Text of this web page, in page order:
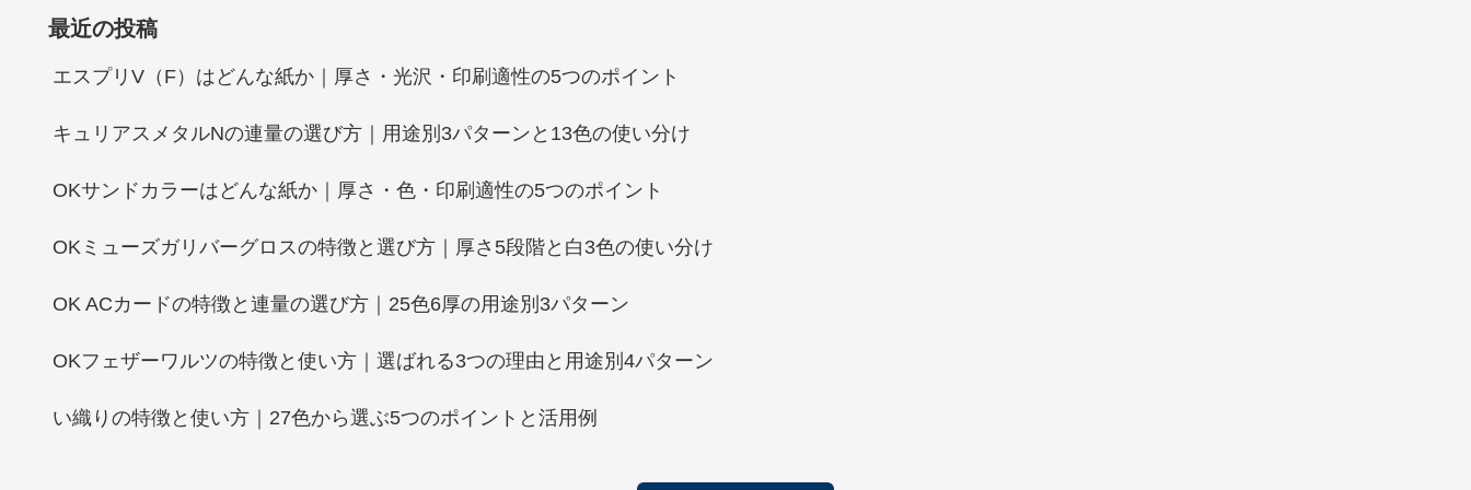
最近の投稿
エスプリV（F）はどんな紙か｜厚さ・光沢・印刷適性の5つのポイント
キュリアスメタルNの連量の選び方｜用途別3パターンと13色の使い分け
OKサンドカラーはどんな紙か｜厚さ・色・印刷適性の5つのポイント
OKミューズガリバーグロスの特徴と選び方｜厚さ5段階と白3色の使い分け
OK ACカードの特徴と連量の選び方｜25色6厚の用途別3パターン
OKフェザーワルツの特徴と使い方｜選ばれる3つの理由と用途別4パターン
い織りの特徴と使い方｜27色から選ぶ5つのポイントと活用例